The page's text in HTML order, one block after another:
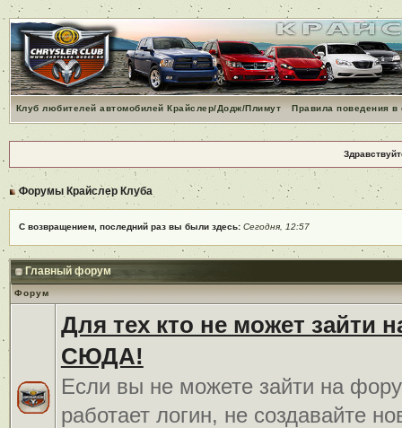
Клуб любителей автомобилей Крайслер/Додж/Плимут Правила поведения
Форумы Крайслер Клуба
С возвращением, последний раз вы были здесь: Сегодня, 12:57
Главный форум
Форум
Для тех кто не может зайти
СЮДА!
Если вы не можете зайти на
работает логин, не создавайте